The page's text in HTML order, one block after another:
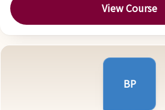
View Course
BP